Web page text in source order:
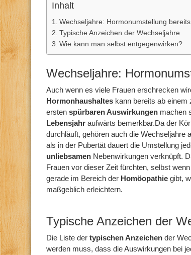
Inhalt
Wechseljahre: Hormonumstellung
Typische Anzeichen der Wechseljahre
Wie kann man selbst entgegenwirken?
Wechseljahre:
Auch wenn es viele Frauen erschrecken
Hormonhaushaltes kann bereits ab einem
ersten spürbaren Auswirkungen machen
Lebensjahr aufwärts bemerkbar.Da der
durchläuft, gehören auch die Wechseljahre
als in der Pubertät dauert die Umstellung
unliebsamen Nebenwirkungen verknüpft.
Frauen vor dieser Zeit fürchten, selbst
gerade im Bereich der Homöopathie gibt,
maßgeblich erleichtern.
Typische Anzeichen der
Die Liste der typischen Anzeichen der
werden muss, dass die Auswirkungen bei